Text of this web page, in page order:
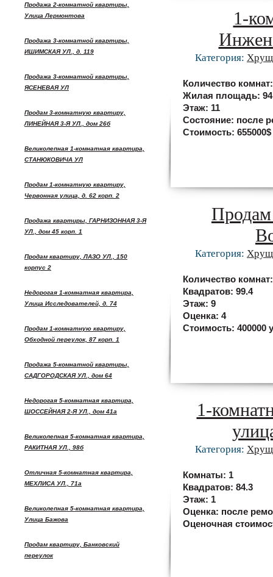
Продажа 2-комнатной квартиры,
Улица Лермонтова
Продажа 3-комнатной квартиры,
ИШИМСКАЯ УЛ., д. 119
Продажа 3-комнатной квартиры,
ЯСЕНЕВАЯ УЛ
Продам 3-комнатную квартиру,
ЛИНЕЙНАЯ 3-Я УЛ., дом 26б
Великолепная 1-комнатная квартира,
СТАНЮКОВИЧА УЛ
Продам 1-комнатную квартиру,
Червонная улица, д. 62 корп. 2
Продажа квартиры, ГАРНИЗОННАЯ 3-Я
УЛ., дом 45 корп. 1
Продам квартиру, ЛАЗО УЛ., 150
корпус 2
Недорогая 1-комнатная квартира,
Улица Исследователей, д. 74
Продам 1-комнатную квартиру,
Обходной переулок, 87 корп. 1
Продажа 5-комнатной квартиры,
САДГОРОДСКАЯ УЛ., дом 64
Недорогая 5-комнатная квартира,
ШОССЕЙНАЯ 2-Я УЛ., дом 41а
Великолепная 5-комнатная квартира,
РАКИТНАЯ УЛ., 98б
Отличная 5-комнатная квартира,
МЕХЛИСА УЛ., 71а
Великолепная 5-комнатная квартира,
Улица Бажова
Продам квартиру, Банковский
переулок
1-
Категория:
Количество
Жилая площадь:
Этаж: 11
Состояние: после
Стоимость: 655000$
Продам
Категория:
Количество
Квадратов: 99.4
Этаж: 9
Оценка: 4
Стоимость: 400000
1-
Категория:
Комнаты: 1
Квадратов: 84.3
Этаж: 1
Оценка: после
Оценочная